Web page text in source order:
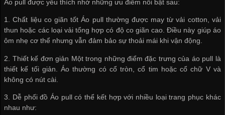
Áo pull được yêu thích nhờ những ưu điểm nổi bật sau:
1. Chất liệu co giãn tốt Áo pull thường được may từ vải cotton, vải
thun hoặc các loại vải tổng hợp có độ co giãn cao. Điều này giúp áo
ôm nhẹ cơ thể nhưng vẫn đảm bảo sự thoải mái khi vận động.
2. Thiết kế đơn giản Một trong những điểm đặc trưng của áo pull là
thiết kế tối giản. Áo thường có cổ tròn, cổ tim hoặc cổ chữ V và
không có nút cài.
3. Dễ phối đồ Áo pull có thể kết hợp với nhiều loại trang phục khác
nhau như: